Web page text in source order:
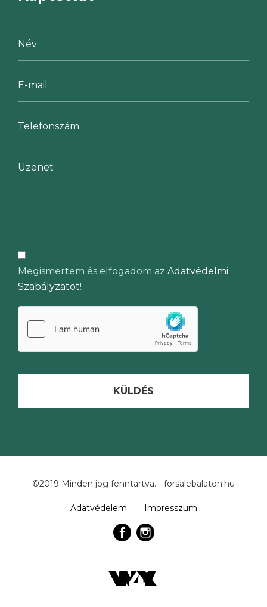
Megismertem és elfogadom az Adatvédelmi
Szabályzatot!
KÜLDÉS
©2019 Minden jog fenntartva. - forsalebalaton.hu
Adatvédelem Impresszum